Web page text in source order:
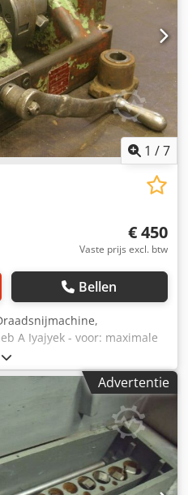
1 /7
€ 450
Vaste prijs excl. btw
Bellen
A Iyajyek - voor: maximale
aandrijving: via 3
360/H240 mm - gewicht: 55
Advertentie